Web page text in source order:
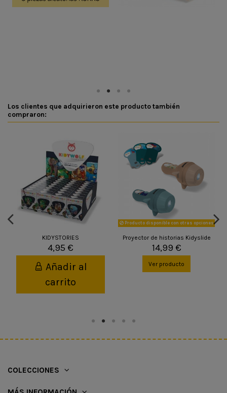
Los clientes que adquirieron este producto también
compraron:
KIDYSTORIES
4,95 €
Añadir al
carrito
Producto disponible con otras opciones
Proyector de historias Kidyslide
14,99 €
Ver producto
COLECCIONES